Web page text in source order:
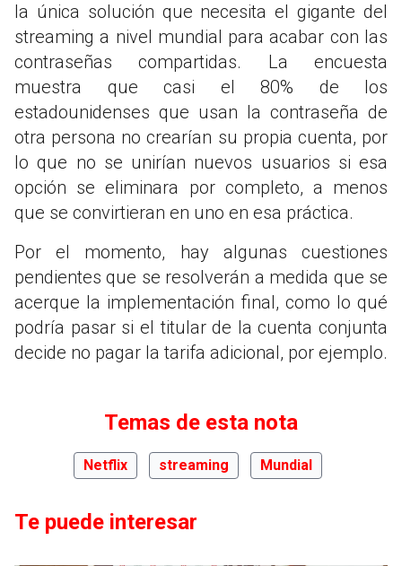
la única solución que necesita el gigante del
streaming a nivel mundial para acabar con las
contraseñas compartidas. La encuesta
muestra que casi el 80% de los
estadounidenses que usan la contraseña de
otra persona no crearían su propia cuenta, por
lo que no se unirían nuevos usuarios si esa
opción se eliminara por completo, a menos
que se convirtieran en uno en esa práctica.
Por el momento, hay algunas cuestiones
pendientes que se resolverán a medida que se
acerque la implementación final, como lo qué
podría pasar si el titular de la cuenta conjunta
decide no pagar la tarifa adicional, por ejemplo.
Temas de esta nota
Netflix streaming Mundial
Te puede interesar